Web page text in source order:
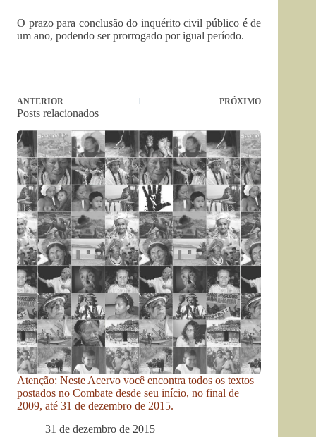
O prazo para conclusão do inquérito civil público é de
um ano, podendo ser prorrogado por igual período.
ANTERIOR PRÓXIMO
Posts relacionados
Atenção: Neste Acervo você encontra todos os textos
postados no Combate desde seu início, no final de
2009, até 31 de dezembro de 2015.
31 de dezembro de 2015